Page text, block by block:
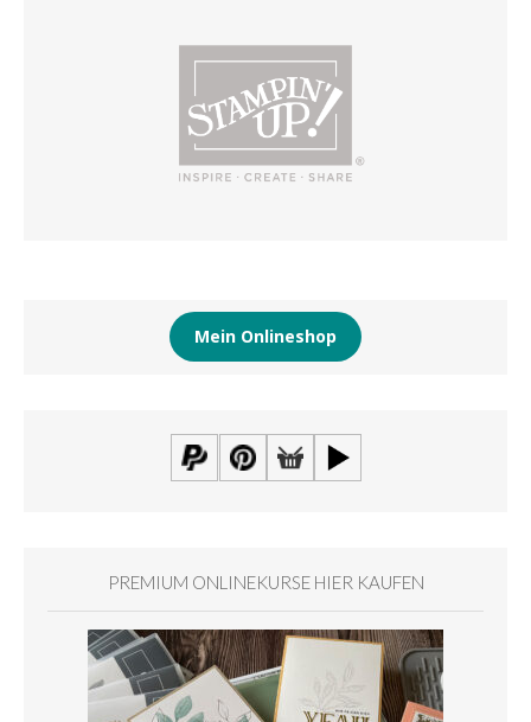
Mein Onlineshop
PREMIUM ONLINEKURSE HIER KAUFEN